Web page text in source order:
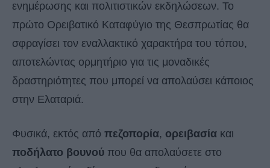
ενημέρωσης και πολιτιστικών εκδηλώσεων. Το
πρώτο Ορειβατικό Καταφύγιο της Θεσπρωτίας θα
σφραγίσει τον εναλλακτικό χαρακτήρα του τόπου,
αποτελώντας ορμητήριο για τις μοναδικές
δραστηριότητες που μπορεί να απολαύσει κάποιος
στην Ελαταριά.
Φυσικά, εκτός από πεζοπορία, ορειβασία και
ποδήλατο βουνού που θα απολαύσετε στο